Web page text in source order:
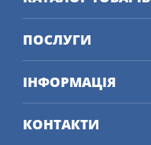
ПОСЛУГИ
ІНФОРМАЦІЯ
КОНТАКТИ